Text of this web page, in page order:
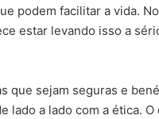
podem facilitar a vida.
estar levando isso a
sejam seguras e
lado a lado com a ética.